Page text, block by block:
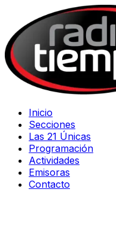
Inicio
Secciones
Las 21 Únicas
Programación
Actividades
Emisoras
Contacto